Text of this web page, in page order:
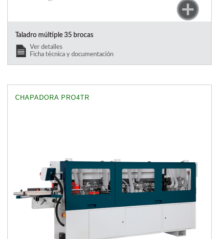
Taladro múltiple 35 brocas
Ver detalles
Ficha técnica y documentación
CHAPADORA PRO4TR